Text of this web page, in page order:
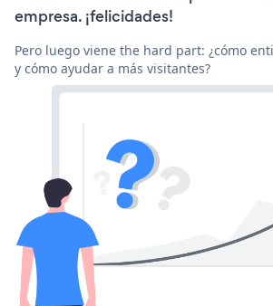
empresa. ¡felicidades!
Pero luego viene the hard part: ¿cómo
y cómo ayudar a más visitantes?